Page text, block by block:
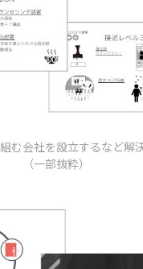
む会社を設立するなど解
（一部抜粋）